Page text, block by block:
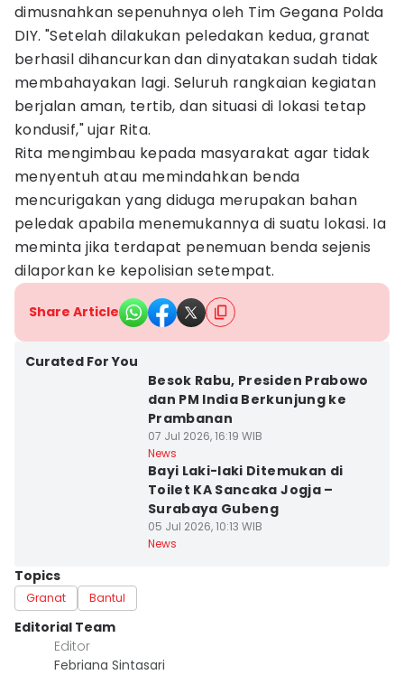
dimusnahkan sepenuhnya oleh Tim Gegana Polda
DIY. "Setelah dilakukan peledakan kedua, granat
berhasil dihancurkan dan dinyatakan sudah tidak
membahayakan lagi. Seluruh rangkaian kegiatan
berjalan aman, tertib, dan situasi di lokasi tetap
kondusif," ujar Rita.
Rita mengimbau kepada masyarakat agar tidak
menyentuh atau memindahkan benda
mencurigakan yang diduga merupakan bahan
peledak apabila menemukannya di suatu lokasi. Ia
meminta jika terdapat penemuan benda sejenis
dilaporkan ke kepolisian setempat.
Share Article
Curated For You
Besok Rabu, Presiden Prabowo
dan PM India Berkunjung ke
Prambanan
07 Jul 2026, 16:19 WIB
News
Bayi Laki-laki Ditemukan di
Toilet KA Sancaka Jogja –
Surabaya Gubeng
05 Jul 2026, 10:13 WIB
News
Topics
Granat Bantul
Editorial Team
Editor
Febriana Sintasari